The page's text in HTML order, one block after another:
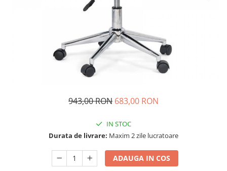
943,00 RON 683,00 RON
IN STOC
Durata de livrare: Maxim 2 zile lucratoare
ADAUGA IN COS